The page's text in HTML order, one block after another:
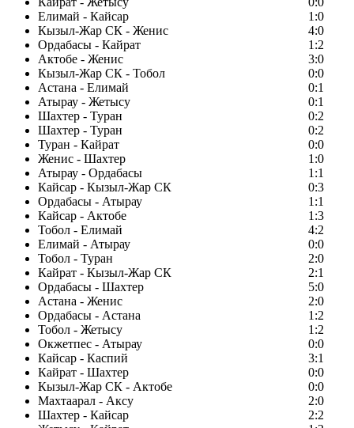
Елимай - Кайсар
1:0
Кызыл-Жар СК - Женис
4:0
Ордабасы - Кайрат
1:2
Актобе - Женис
3:0
Кызыл-Жар СК - Тобол
0:0
Астана - Елимай
0:1
Атырау - Жетысу
0:1
Шахтер - Туран
0:2
Шахтер - Туран
0:2
Туран - Кайрат
0:0
Женис - Шахтер
1:0
Атырау - Ордабасы
1:1
Кайсар - Кызыл-Жар СК
0:3
Ордабасы - Атырау
1:1
Кайсар - Актобе
1:3
Тобол - Елимай
4:2
Елимай - Атырау
0:0
Тобол - Туран
2:0
Кайрат - Кызыл-Жар СК
2:1
Ордабасы - Шахтер
5:0
Астана - Женис
2:0
Ордабасы - Астана
1:2
Тобол - Жетысу
1:2
Окжетпес - Атырау
0:0
Кайсар - Каспий
3:1
Кайрат - Шахтер
0:0
Кызыл-Жар СК - Актобе
0:0
Махтаарал - Аксу
2:0
Шахтер - Кайсар
2:2